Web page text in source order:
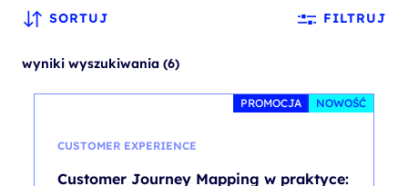
SORTUJ FILTRUJ
wyniki wyszukiwania (6)
PROMOCJA NOWOŚĆ
CUSTOMER EXPERIENCE
Customer Journey Mapping w praktyce: